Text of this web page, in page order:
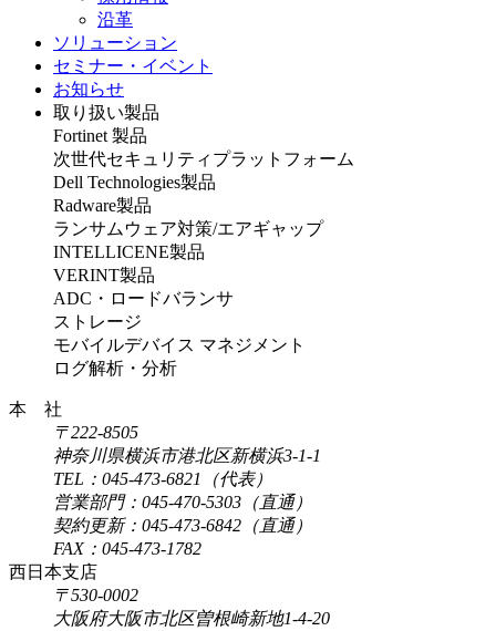
沿革
ソリューション
セミナー・イベント
お知らせ
取り扱い製品
Fortinet 製品
次世代セキュリティプラットフォーム
Dell Technologies製品
Radware製品
ランサムウェア対策/エアギャップ
INTELLICENE製品
VERINT製品
ADC・ロードバランサ
ストレージ
モバイルデバイス マネジメント
ログ解析・分析
本 社
〒222-8505
神奈川県横浜市港北区新横浜3-1-1
TEL：045-473-6821（代表）
営業部門：045-470-5303（直通）
契約更新：045-473-6842（直通）
FAX：045-473-1782
西日本支店
〒530-0002
大阪府大阪市北区曽根崎新地1-4-20